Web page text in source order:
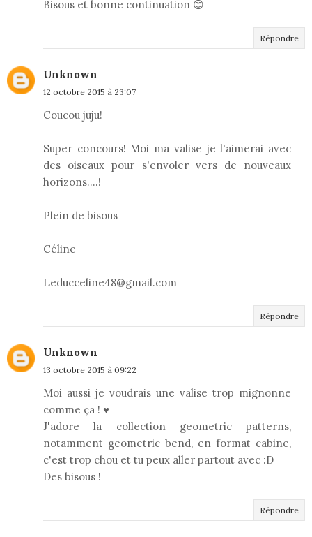
Bisous et bonne continuation 😊
Répondre
Unknown
12 octobre 2015 à 23:07
Coucou juju!
Super concours! Moi ma valise je l'aimerai avec
des oiseaux pour s'envoler vers de nouveaux
horizons....!
Plein de bisous
Céline
Leducceline48@gmail.com
Répondre
Unknown
13 octobre 2015 à 09:22
Moi aussi je voudrais une valise trop mignonne
comme ça ! ♥
J'adore la collection geometric patterns,
notamment geometric bend, en format cabine,
c'est trop chou et tu peux aller partout avec :D
Des bisous !
Répondre